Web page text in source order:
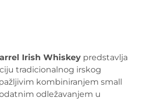
Irish Whiskey predstavlja
tradicionalnog irskog
kombiniranjem small
odležavanjem u